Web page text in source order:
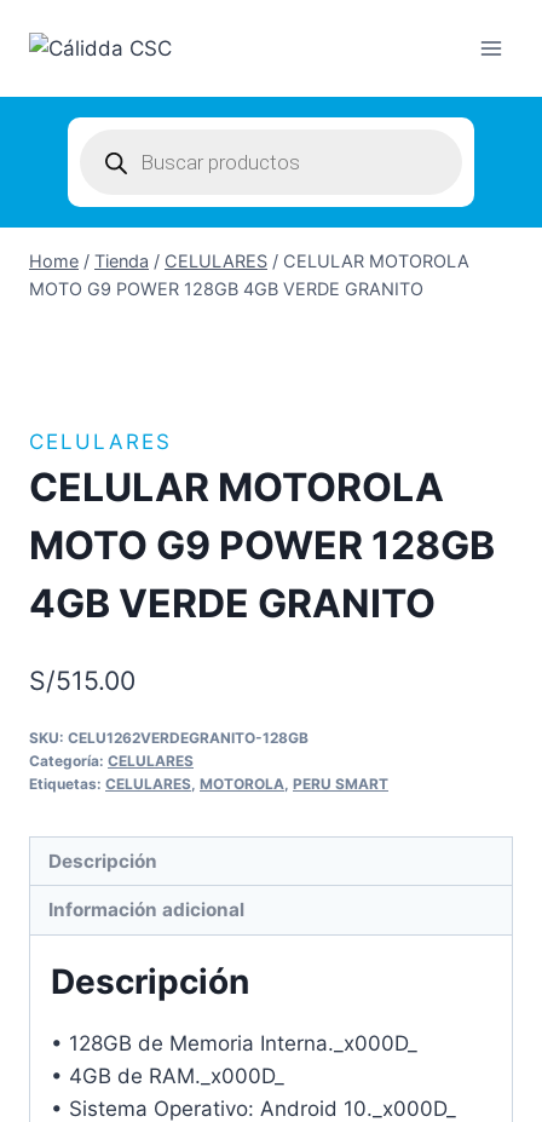
search
Home / Tienda / CELULARES / CELULAR MOTOROLA
MOTO G9 POWER 128GB 4GB VERDE GRANITO
CELULARES
CELULAR MOTOROLA
MOTO G9 POWER 128GB
4GB VERDE GRANITO
S/515.00
SKU: CELU1262VERDEGRANITO-128GB
Categoría: CELULARES
Etiquetas: CELULARES MOTOROLA PERU SMART
Descripción
Información adicional
Descripción
• 128GB de Memoria Interna._x000D_
• 4GB de RAM._x000D_
• Sistema Operativo: Android 10._x000D_